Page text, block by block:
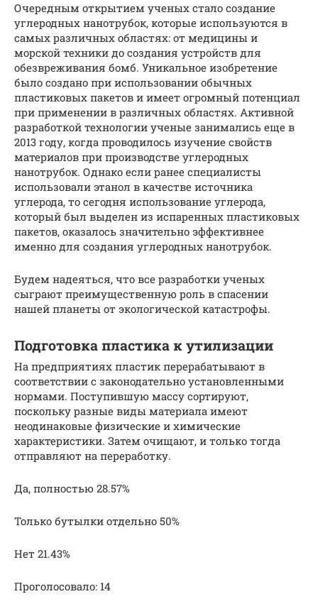
Очередным открытием ученых стало создание
углеродных нанотрубок, которые используются в
самых различных областях: от медицины и
морской техники до создания устройств для
обезвреживания бомб. Уникальное изобретение
было создано при использовании обычных
пластиковых пакетов и имеет огромный потенциал
при применении в различных областях. Активной
разработкой технологии ученые занимались еще в
2013 году, когда проводилось изучение свойств
материалов при производстве углеродных
нанотрубок. Однако если ранее специалисты
использовали этанол в качестве источника
углерода, то сегодня использование углерода,
который был выделен из испаренных пластиковых
пакетов, оказалось значительно эффективнее
именно для создания углеродных нанотрубок.
Будем надеяться, что все разработки ученых
сыграют преимущественную роль в спасении
нашей планеты от экологической катастрофы.
Подготовка пластика к утилизации
На предприятиях пластик перерабатывают в
соответствии с законодательно установленными
нормами. Поступившую массу сортируют,
поскольку разные виды материала имеют
неодинаковые физические и химические
характеристики. Затем очищают, и только тогда
отправляют на переработку.
Да, полностью 28.57%
Только бутылки отдельно 50%
Нет 21.43%
Проголосовало: 14